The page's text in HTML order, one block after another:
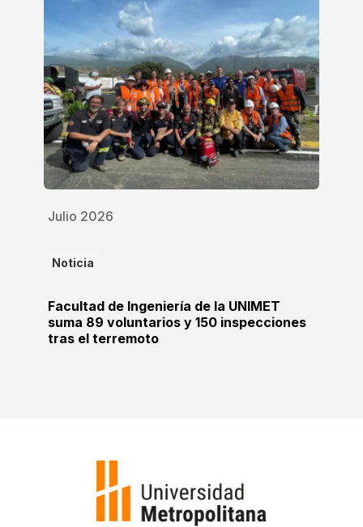
Julio 2026
Noticia
Facultad de Ingeniería de la UNIMET
suma 89 voluntarios y 150 inspecciones
tras el terremoto